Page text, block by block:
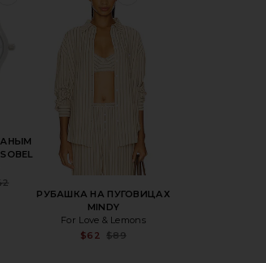
Previous price:
РУБАШКА НА ПУГОВИЦАХ
MINDY
For Love & Lemons
$62
$89